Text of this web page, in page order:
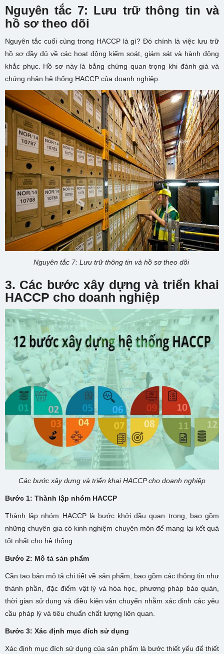
Nguyên tắc 7: Lưu trữ thông tin và
hồ sơ theo dõi
Nguyên tắc cuối cùng trong HACCP là gì? Đó chính là việc lưu trữ
hồ sơ đầy đủ về các hoạt động kiểm soát, giám sát và hành động
khắc phục. Hồ sơ này là bằng chứng quan trọng khi đánh giá và
chứng nhận hệ thống HACCP của doanh nghiệp.
Nguyên tắc 7: Lưu trữ thông tin và hồ sơ theo dõi
3. Các bước xây dựng và triển khai
HACCP cho doanh nghiệp
Các bước xây dựng và triển khai HACCP cho doanh nghiệp
Bước 1: Thành lập nhóm HACCP
Thành lập nhóm HACCP là bước khởi đầu quan trọng, bao gồm
những chuyên gia có kinh nghiệm chuyên môn để mang lại kết quả
tốt nhất cho hệ thống.
Bước 2: Mô tả sản phẩm
Cần tạo bản mô tả chi tiết về sản phẩm, bao gồm các thông tin như
thành phần, đặc điểm vật lý và hóa học, phương pháp bảo quản,
thời gian sử dụng và điều kiện vận chuyển nhằm xác định các yêu
cầu pháp lý và tiêu chuẩn chất lượng liên quan.
Bước 3: Xác định mục đích sử dụng
Xác định mục đích sử dụng của sản phẩm là bước thiết yếu để thiết